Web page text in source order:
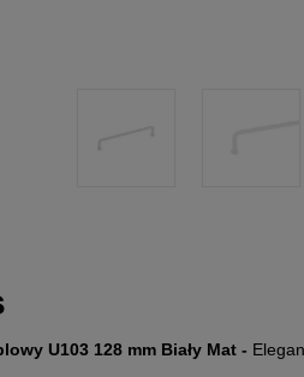
U103 128 mm Biały Mat -